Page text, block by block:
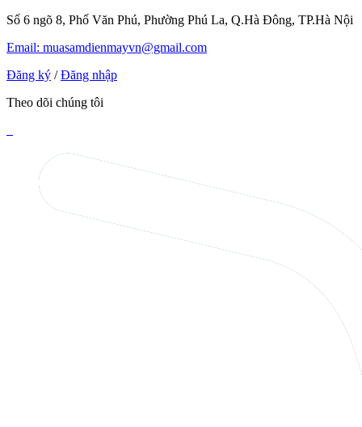
Số 6 ngõ 8, Phố Văn Phú, Phường Phú La, Q.Hà Đông, TP.Hà Nội
Email: muasamdienmayvn@gmail.com
Đăng ký / Đăng nhập
Theo dõi chúng tôi